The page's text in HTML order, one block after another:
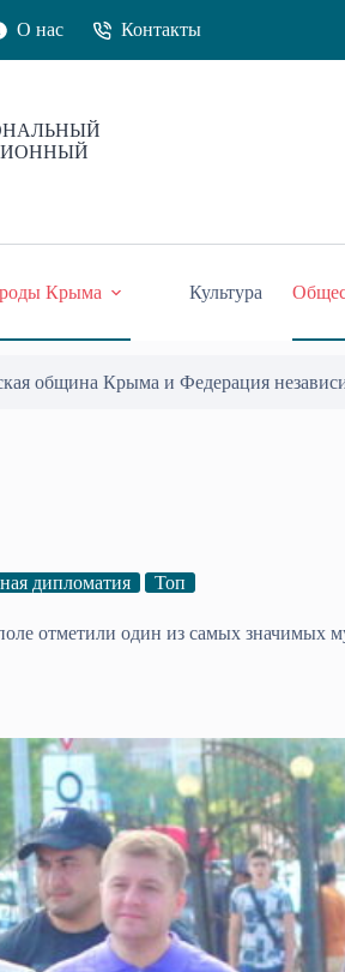
О нас Контакты
Крыма Культура
Пипия удостоен Почётного знака
дипломатия Топ
отметили один из самых значимых